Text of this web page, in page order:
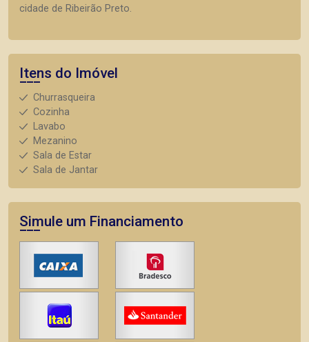
cidade de Ribeirão Preto.
Itens do Imóvel
Churrasqueira
Cozinha
Lavabo
Mezanino
Sala de Estar
Sala de Jantar
Simule um Financiamento